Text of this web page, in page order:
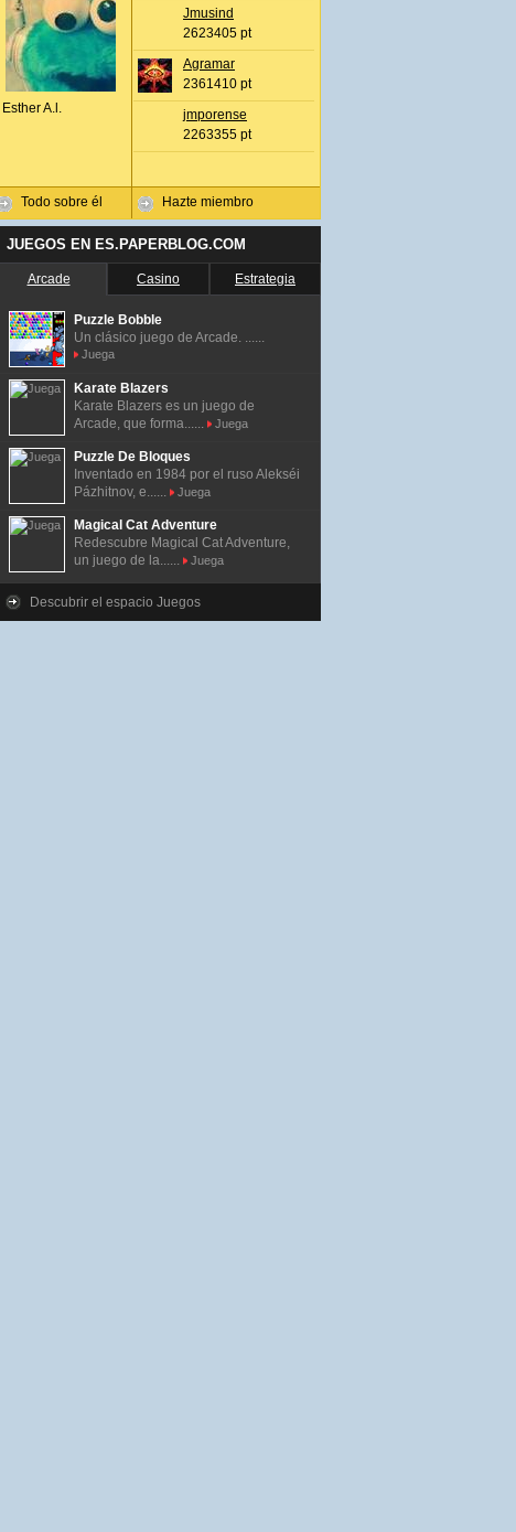
Esther A.l.
Todo sobre él
Jmusind
2623405 pt
Agramar
2361410 pt
jmporense
2263355 pt
Hazte miembro
JUEGOS EN ES.PAPERBLOG.COM
Arcade Casino Estrategia
Puzzle Bobble
Un clásico juego de Arcade. ......
Juega
Karate Blazers
Karate Blazers es un juego de
Arcade, que forma......
Juega
Puzzle De Bloques
Inventado en 1984 por el ruso Alekséi
Pázhitnov, e......
Juega
Magical Cat Adventure
Redescubre Magical Cat Adventure,
un juego de la......
Juega
Descubrir el espacio Juegos